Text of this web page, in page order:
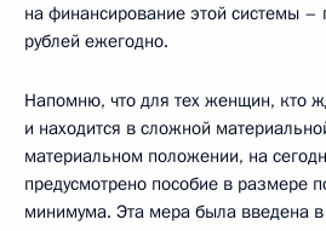
на финансирование этой системы –
рублей ежегодно.
Напомню, что для тех женщин, кто
и находится в сложной
материальном положении, на
предусмотрено пособие в размере
минимума. Эта мера была введена